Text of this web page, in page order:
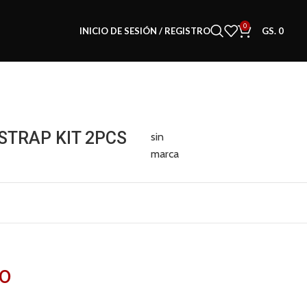
INICIO DE SESIÓN / REGISTRO 0 GS. 0
KIT 2PCS
sin
marca